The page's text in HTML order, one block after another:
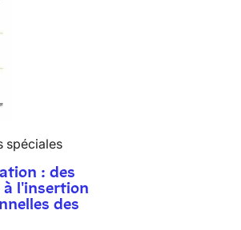
spéciales
: des
l'insertion
des